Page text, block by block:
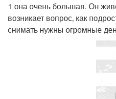
1 она очень большая. Он
возникает вопрос, как
снимать нужны огромные